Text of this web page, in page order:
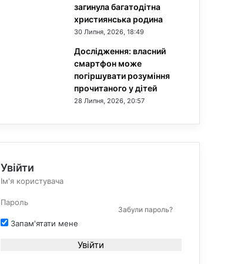
загинула багатодітна
християнська родина
30 Липня, 2026, 18:49
Дослідження: власний
смартфон може
погіршувати розуміння
прочитаного у дітей
28 Липня, 2026, 20:57
Увійти
Забули пароль?
Запам'ятати мене
Увійти